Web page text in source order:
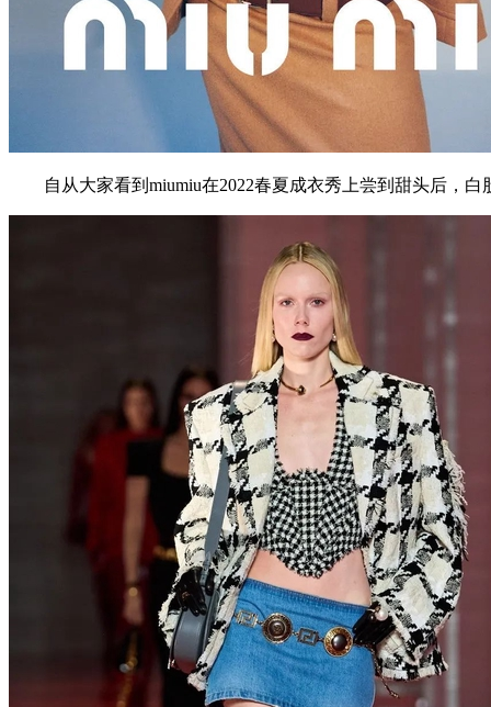
自从大家看到miumiu在2022春夏成衣秀上尝到甜头后，白股